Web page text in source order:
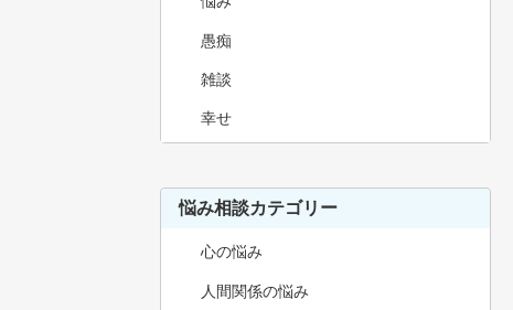
愚痴
雑談
幸せ
悩み相談カテゴリー
心の悩み
人間関係の悩み